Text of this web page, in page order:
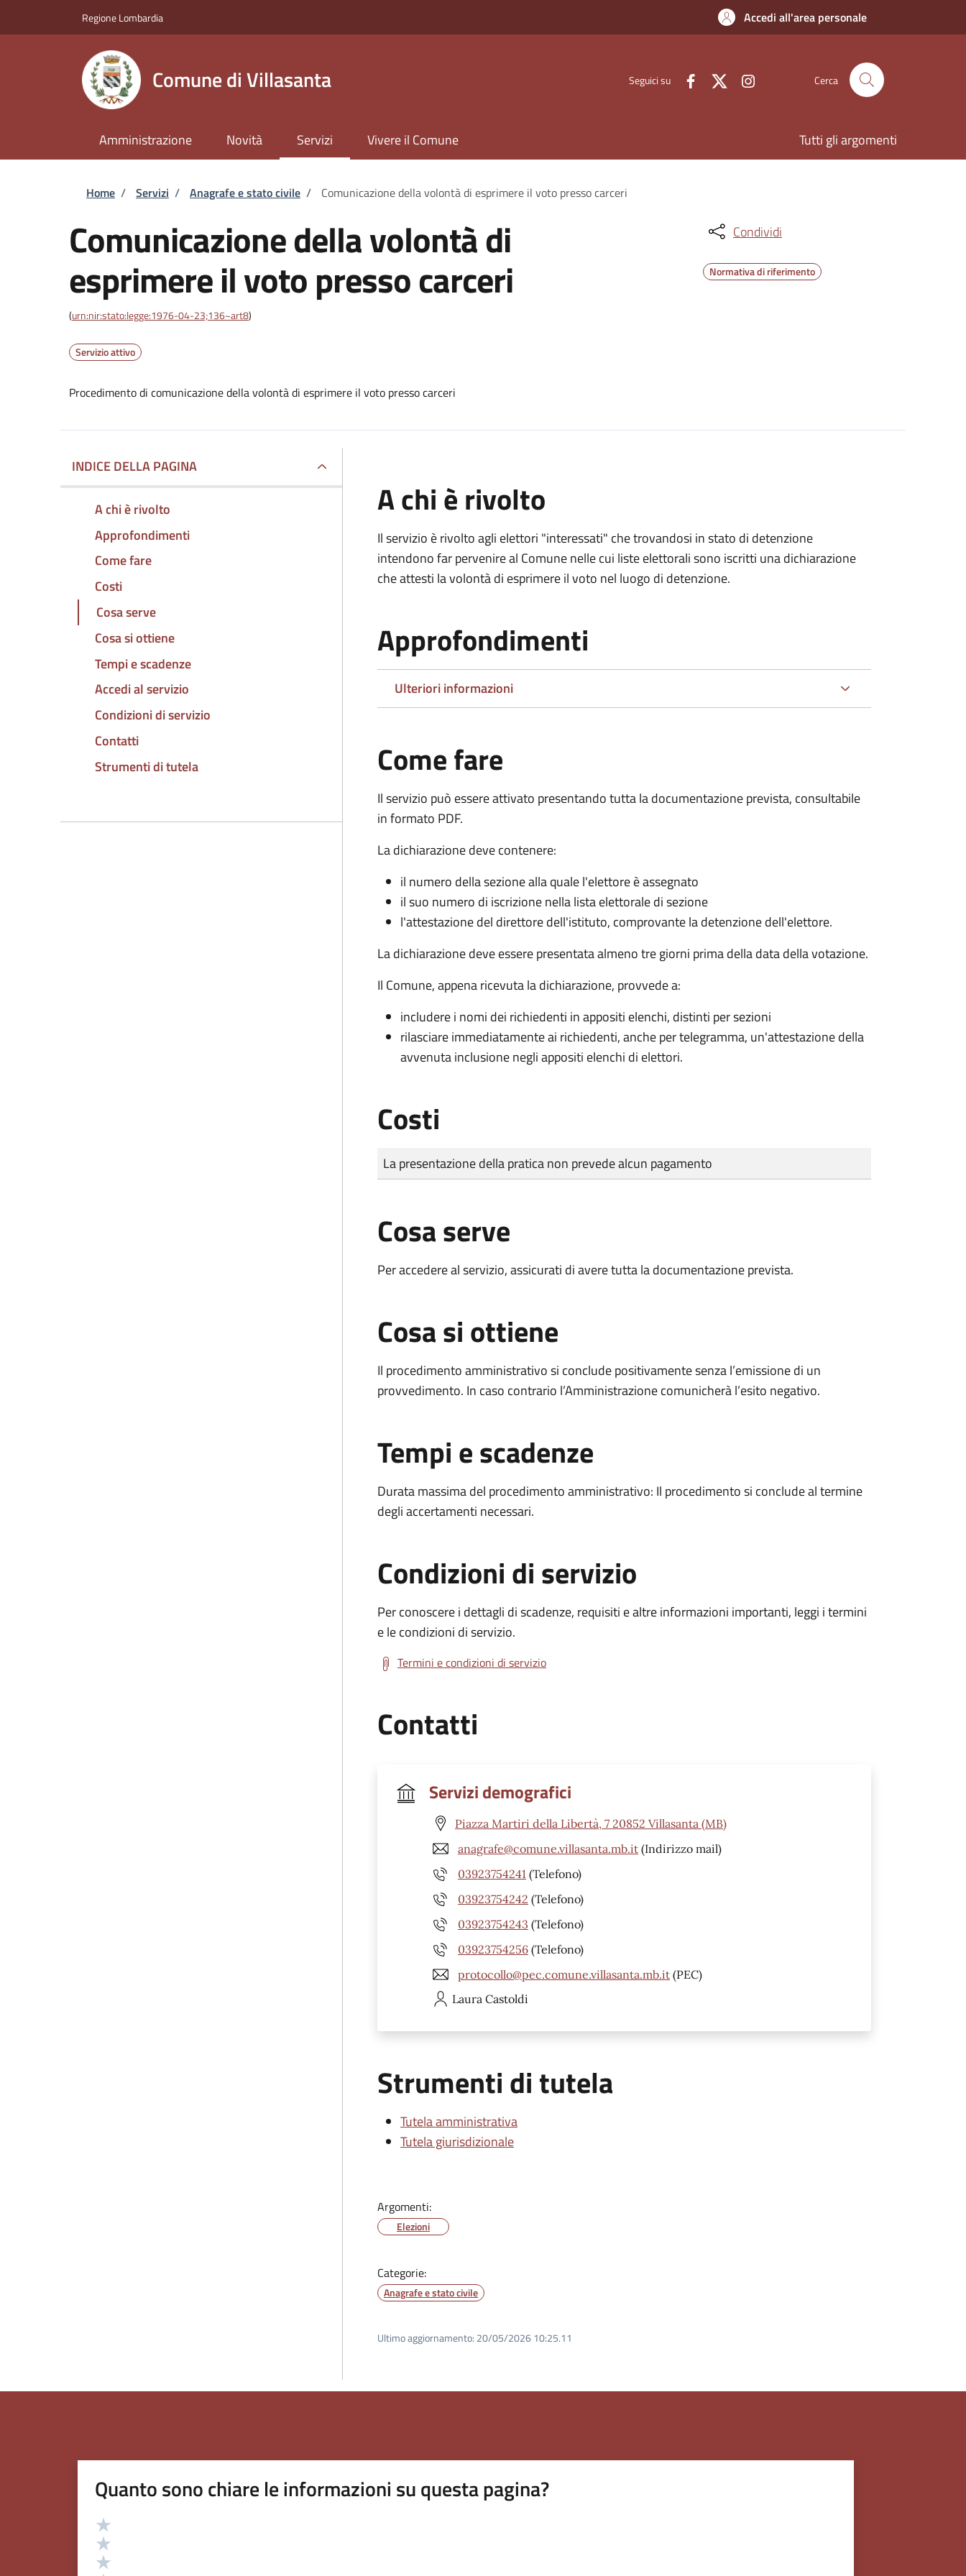
Regione Lombardia Accedi all'area personale
Comune di Villasanta Seguici su Cerca
Amministrazione Novità Servizi Vivere il Comune Tutti gli argomenti
Briciole di pane
Home / Servizi / Anagrafe e stato civile / Comunicazione della volontà di esprimere il voto presso carceri
Comunicazione della volontà di
esprimere il voto presso carceri
(urn:nir:stato:legge:1976-04-23;136~art8)
Servizio attivo
Procedimento di comunicazione della volontà di esprimere il voto presso carceri
Condividi
Normativa di riferimento
INDICE DELLA PAGINA
A chi è rivolto
Approfondimenti
Come fare
Costi
Cosa serve
Cosa si ottiene
Tempi e scadenze
Accedi al servizio
Condizioni di servizio
Contatti
Strumenti di tutela
A chi è rivolto
Il servizio è rivolto agli elettori "interessati" che trovandosi in stato di detenzione
intendono far pervenire al Comune nelle cui liste elettorali sono iscritti una dichiarazione
che attesti la volontà di esprimere il voto nel luogo di detenzione.
Approfondimenti
Ulteriori informazioni
Come fare
Il servizio può essere attivato presentando tutta la documentazione prevista, consultabile
in formato PDF.
La dichiarazione deve contenere:
il numero della sezione alla quale l'elettore è assegnato
il suo numero di iscrizione nella lista elettorale di sezione
l'attestazione del direttore dell'istituto, comprovante la detenzione dell'elettore.
La dichiarazione deve essere presentata almeno tre giorni prima della data della votazione.
Il Comune, appena ricevuta la dichiarazione, provvede a:
includere i nomi dei richiedenti in appositi elenchi, distinti per sezioni
rilasciare immediatamente ai richiedenti, anche per telegramma, un'attestazione della
avvenuta inclusione negli appositi elenchi di elettori.
Costi
Tipo di pagamento
Importo
La presentazione della pratica non prevede alcun pagamento
Cosa serve
Per accedere al servizio, assicurati di avere tutta la documentazione prevista.
Cosa si ottiene
Il procedimento amministrativo si conclude positivamente senza l’emissione di un
provvedimento. In caso contrario l’Amministrazione comunicherà l’esito negativo.
Tempi e scadenze
Durata massima del procedimento amministrativo: Il procedimento si conclude al termine
degli accertamenti necessari.
Condizioni di servizio
Per conoscere i dettagli di scadenze, requisiti e altre informazioni importanti, leggi i termini
e le condizioni di servizio.
Termini e condizioni di servizio
Contatti
Servizi demografici
Piazza Martiri della Libertà, 7 20852 Villasanta (MB)
anagrafe@comune.villasanta.mb.it (Indirizzo mail)
03923754241 (Telefono)
03923754242 (Telefono)
03923754243 (Telefono)
03923754256 (Telefono)
protocollo@pec.comune.villasanta.mb.it (PEC)
Laura Castoldi
Strumenti di tutela
Tutela amministrativa
Tutela giurisdizionale
Argomenti:
Elezioni
Categorie:
Anagrafe e stato civile
Ultimo aggiornamento: 20/05/2026 10:25.11
Quanto sono chiare le informazioni su questa pagina?
Valutazione